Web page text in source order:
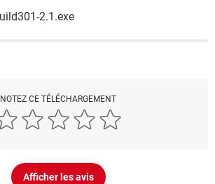
2.1.exe
NOTEZ CE TÉLÉCHARGEMENT
Afficher les avis